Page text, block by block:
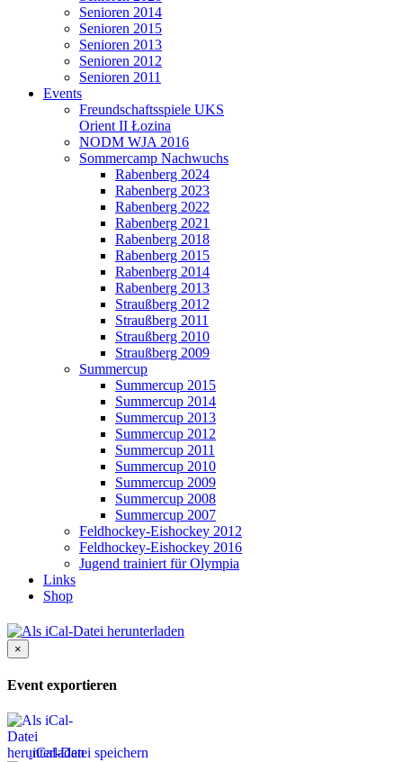
Senioren 2014
Senioren 2015
Senioren 2013
Senioren 2012
Senioren 2011
Events
Freundschaftsspiele UKS
Orient II Łozina
NODM WJA 2016
Sommercamp Nachwuchs
Rabenberg 2024
Rabenberg 2023
Rabenberg 2022
Rabenberg 2021
Rabenberg 2018
Rabenberg 2015
Rabenberg 2014
Rabenberg 2013
Straußberg 2012
Straußberg 2011
Straußberg 2010
Straußberg 2009
Summercup
Summercup 2015
Summercup 2014
Summercup 2013
Summercup 2012
Summercup 2011
Summercup 2010
Summercup 2009
Summercup 2008
Summercup 2007
Feldhockey-Eishockey 2012
Feldhockey-Eishockey 2016
Jugend trainiert für Olympia
Links
Shop
×
Event exportieren
iCal-Datei speichern